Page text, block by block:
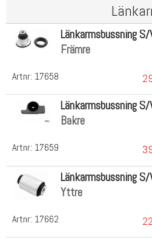
Artnr: 17658
Länkarmsbussning
Främre
Artnr: 17659
Länkarmsbussning
Bakre
Artnr: 17662
Länkarmsbussning
Yttre